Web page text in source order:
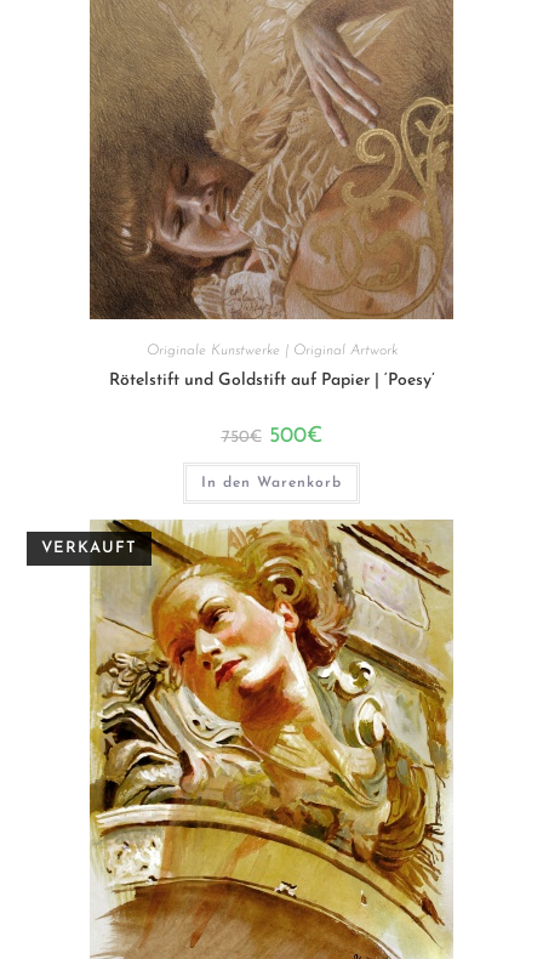
Originale Kunstwerke | Original Artwork
Rötelstift und Goldstift auf Papier | ‘Poesy’
750€ Ursprünglicher
war:
750€
500€Aktueller
ist:
500€.
In den Warenkorb